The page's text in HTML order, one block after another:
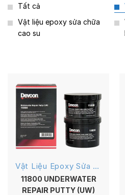
Tất cả
Vật liệu epoxy sửa chữa
cao su
Vật Liệu Epoxy Sửa Chữa Kim Loại
11800 UNDERWATER
REPAIR PUTTY (UW)